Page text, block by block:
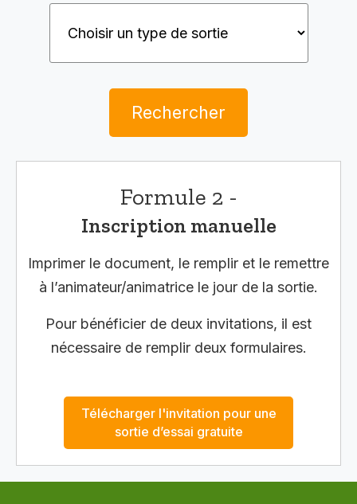
Rechercher
Formule 2 -
Inscription manuelle
Imprimer le document, le remplir et le remettre
à l’animateur/animatrice le jour de la sortie.
Pour bénéficier de deux invitations, il est
nécessaire de remplir deux formulaires.
Télécharger l'invitation pour une
sortie d’essai gratuite